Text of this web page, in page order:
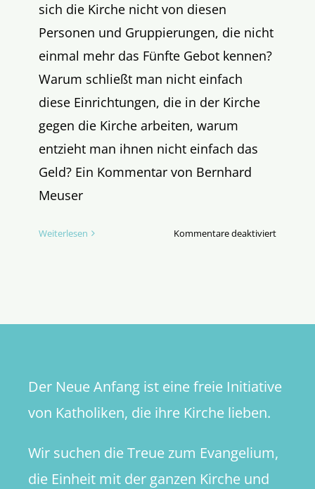
sich die Kirche nicht von diesen
Personen und Gruppierungen, die nicht
einmal mehr das Fünfte Gebot kennen?
Warum schließt man nicht einfach
diese Einrichtungen, die in der Kirche
gegen die Kirche arbeiten, warum
entzieht man ihnen nicht einfach das
Geld? Ein Kommentar von Bernhard
Meuser
Weiterlesen Kommentare deaktiviertfür
Der Neue Anfang ist eine freie Initiative
von Katholiken, die ihre Kirche lieben.
Wir suchen die Treue zum Evangelium,
die Einheit mit der ganzen Kirche und